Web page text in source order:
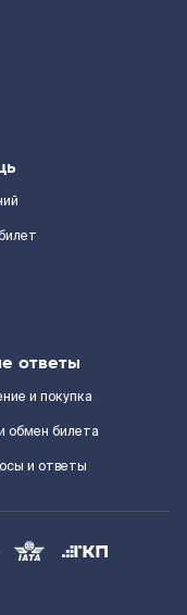
ответы
и покупка
обмен билета
и ответы